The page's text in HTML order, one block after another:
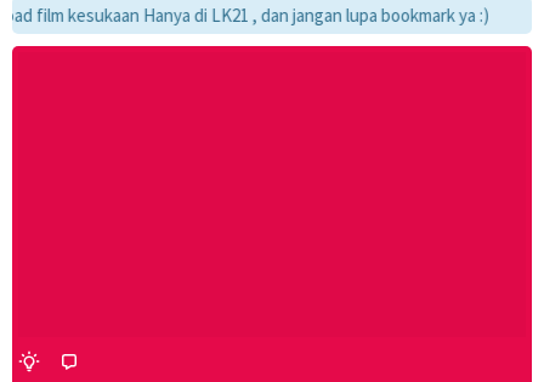
film kesukaan Hanya di LK21 , dan jangan lupa bookmark ya :)